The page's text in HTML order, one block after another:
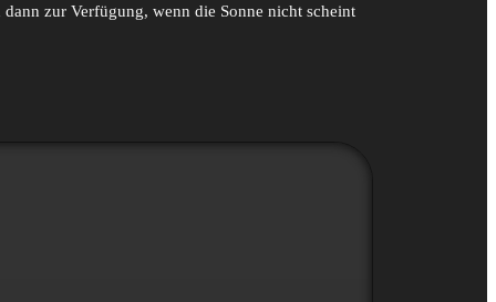
zur Verfügung, wenn die Sonne nicht scheint